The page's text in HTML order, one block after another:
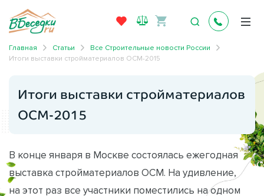
Главная Статьи
Все Строительные новости России
Итоги выставки стройматериалов ОСМ-2015
Итоги выставки стройматериалов
ОСМ-2015
В конце января в Москве состоялась ежегодная
выставка стройматериалов ОСМ. На удивление,
на этот раз все участники поместились на одном